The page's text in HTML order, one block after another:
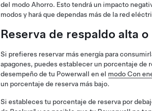
del modo Ahorro. Esto tendrá un impacto
modos y hará que dependas más de la red
Reserva de respaldo alta o
Si prefieres reservar más energía para
apagones, puedes establecer un porcentaje de
desempeño de tu Powerwall en el modo Con
un porcentaje de reserva más bajo.
Si estableces tu porcentaje de reserva por